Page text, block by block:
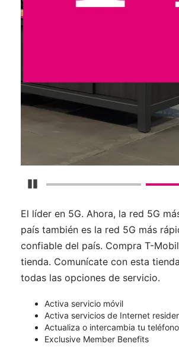
Detener carrusel
El líder en 5G. Ahora, la red 5G
país también es la red 5G más
confiable del país. Compra T-
tienda. Comunícate con esta
todas las opciones de servicio.
Activa servicio móvil
Activa servicios de Internet
Actualiza o intercambia tu teléfono
Exclusive Member Benefits